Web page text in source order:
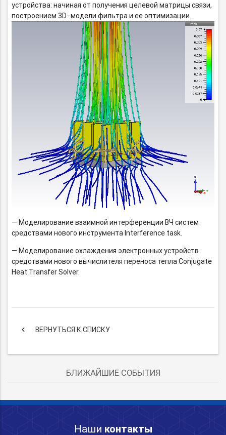
устройства: начиная от получения целевой матрицы связи,
построением 3D−модели фильтра и ее оптимизации.
— Моделирование взаимной интерференции ВЧ систем
средствами нового инструмента Interference task.
— Моделирование охлаждения электронных устройств
средствами нового вычислителя переноса тепла Conjugate
Heat Transfer Solver.
keyboard_arrow_left ВЕРНУТЬСЯ К СПИСКУ
БЛИЖАЙШИЕ СОБЫТИЯ
Наши контакты